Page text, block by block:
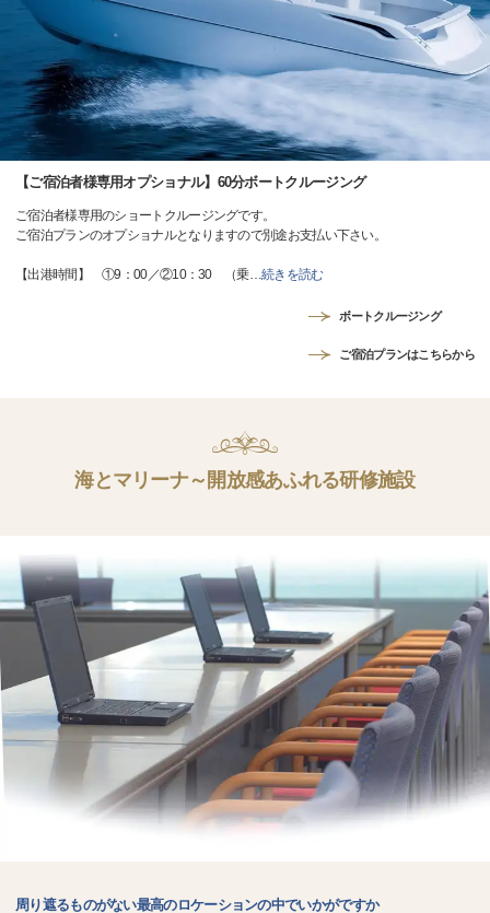
【ご宿泊者様専用オプショナル】60分ボートクルージング
ご宿泊者様専用のショートクルージングです。
ご宿泊プランのオプショナルとなりますので別途お支払い下さい。
【出港時間】 ①9：00／②10：30 （乗…続きを読む
ボートクルージング
ご宿泊プランはこちらから
海とマリーナ～開放感あふれる研修施設
周り遮るものがない最高のロケーションの中でいかがですか